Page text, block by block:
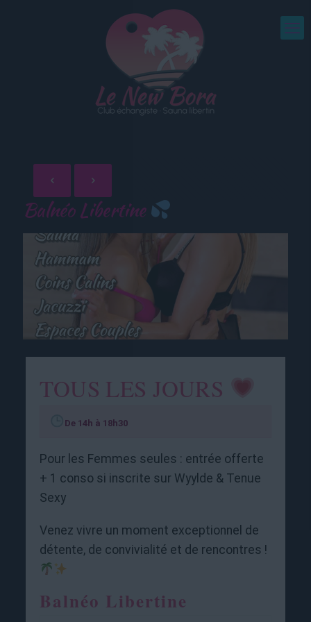
Balnéo Libertine
TOUS LES JOURS
De 14h à 18h30
Pour les Femmes seules : entrée offerte
+ 1 conso si inscrite sur Wyylde & Tenue
Sexy
Venez vivre un moment exceptionnel de
détente, de convivialité et de rencontres !
Balnéo Libertine